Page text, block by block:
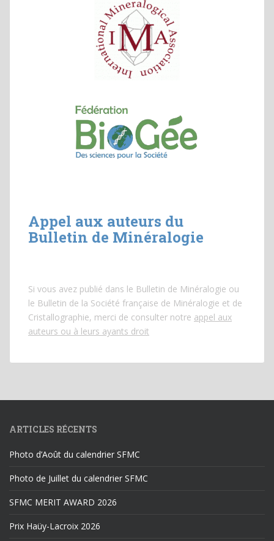
Appel aux auteurs du
Bulletin de Minéralogie
Si vous avez publié dans le Bulletin de Minéralogie ou
le Bulletin de la Société française de Minéralogie et de
Cristallographie, merci de consulter notre appel aux
auteurs ou à leurs ayants droit
ARTICLES RÉCENTS
Photo d’Août du calendrier SFMC
Photo de Juillet du calendrier SFMC
SFMC MERIT AWARD 2026
Prix Haüy-Lacroix 2026